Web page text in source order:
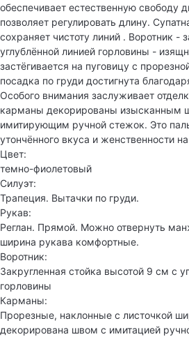
обеспечивает естественную свободу
позволяет регулировать длину.
сохраняет чистоту линий . Воротник -
углублённой линией горловины -
застёгивается на пуговицу с
посадка по груди достигнута
Особого внимания заслуживает
карманы декорированы изысканным
имитирующим ручной стежок. Это
утончённого вкуса и женственности
Цвет:
темно-фиолетовый
Силуэт:
Трапеция. Вытачки по груди.
Рукав:
Реглан. Прямой. Можно отвернуть
ширина рукава комфортные.
Воротник:
Закругленная стойка высотой 9 см с
горловины
Карманы:
Прорезные, наклонные с листочкой
декорирована швом с имитацией